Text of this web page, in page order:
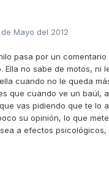
Mayo del 2012
pasa por un comentario
Ella no sabe de motos, ni
cuando no le queda
que cuando ve un baúl,
vas pidiendo que te lo
su opinión, lo que
a efectos